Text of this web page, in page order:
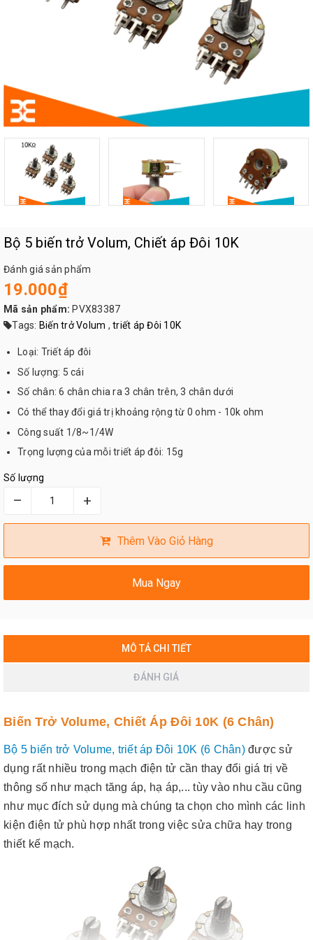
Bộ 5 biến trở Volum, Chiết áp Đôi 10K
Đánh giá sản phẩm
19.000₫
Mã sản phẩm: PVX83387
Tags: Biến trở Volum , triết áp Đôi 10K
Loại: Triết áp đôi
Số lượng: 5 cái
Số chân: 6 chân chia ra 3 chân trên, 3 chân dưới
Có thể thay đổi giá trị khoảng rộng từ 0 ohm - 10k ohm
Công suất 1/8~1/4W
Trọng lượng của mỗi triết áp đôi: 15g
Số lượng
– +
Thêm Vào Giỏ Hàng
Mua Ngay
MÔ TẢ CHI TIẾT
ĐÁNH GIÁ
Biến Trở Volume, Chiết Áp Đôi 10K (6 Chân)
Bộ 5 biến trở Volume, triết áp Đôi 10K (6 Chân)được sử
dụng rất nhiều trong mạch điện tử cần thay đổi giá trị về
thông số như mạch tăng áp, hạ áp,... tùy vào nhu cầu cũng
như mục đích sử dụng mà chúng ta chọn cho mình các linh
kiện điện tử phù hợp nhất trong việc sửa chữa hay trong
thiết kế mạch.